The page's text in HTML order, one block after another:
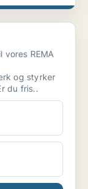
vores REMA
og styrker
du fris..